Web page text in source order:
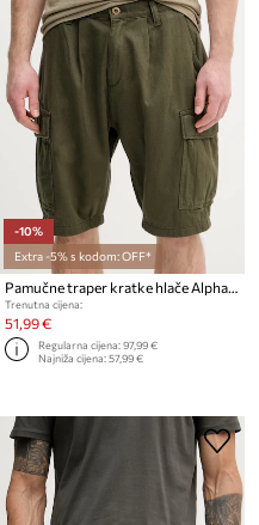
-10%
Extra -5% s kodom: OFF*
Pamučne traper kratke hlače Alpha Industries Aircraft
Trenutna cijena:
51,99 €
Regularna cijena:97,99 €
Najniža cijena:57,99 €